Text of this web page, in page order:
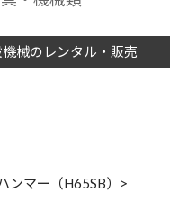
械のレンタル・販売
ンマー（H65SB）>